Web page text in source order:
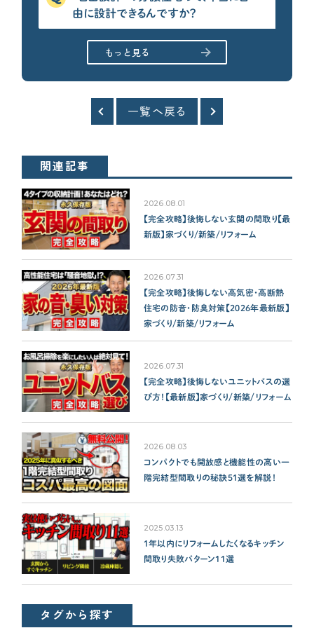
由に設計できるんですか？
もっと見る
一覧へ戻る
関連記事
2026.08.01
【完全攻略】後悔しない玄関の間取り【最
新版】家づくり/新築/リフォーム
2026.07.31
【完全攻略】後悔しない高気密・高断熱
住宅の防音・防臭対策【2026年最新版】
家づくり/新築/リフォーム
2026.07.31
【完全攻略】後悔しないユニットバスの選
び方！【最新版】家づくり/新築/リフォーム
2026.08.03
コンパクトでも開放感と機能性の高い一
階完結型間取りの秘訣51選を解説！
2025.03.13
1年以内にリフォームしたくなるキッチン
間取り失敗パターン11選
タグから探す